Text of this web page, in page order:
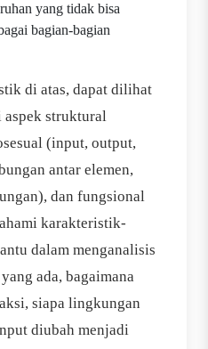
yang tidak bisa
bagian-bagian
di atas, dapat dilihat
aspek struktural
(input, output,
antar elemen,
dan fungsional
karakteristik-
dalam menganalisis
ada, bagaimana
siapa lingkungan
diubah menjadi